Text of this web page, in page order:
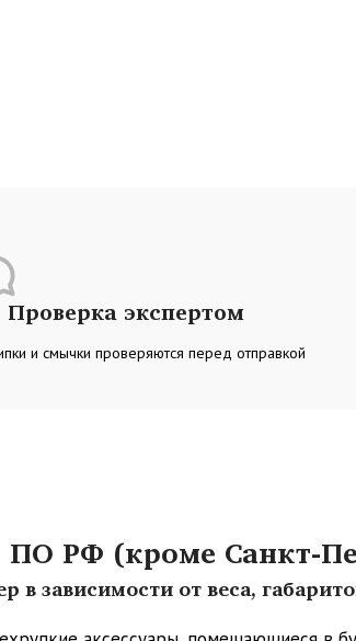
Проверка экспертом
и смычки проверяются перед отправкой
РФ (кроме Санкт-
в зависимости от веса,